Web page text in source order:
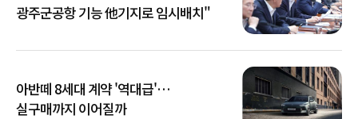
광주군공항 기능 他기지로 임시배치"
아반떼 8세대 계약 '역대급'…
실구매까지 이어질까